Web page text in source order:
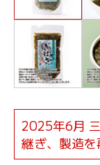
2025年6月
継ぎ、製造